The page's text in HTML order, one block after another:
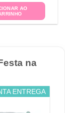
AO
na
ENTREGA